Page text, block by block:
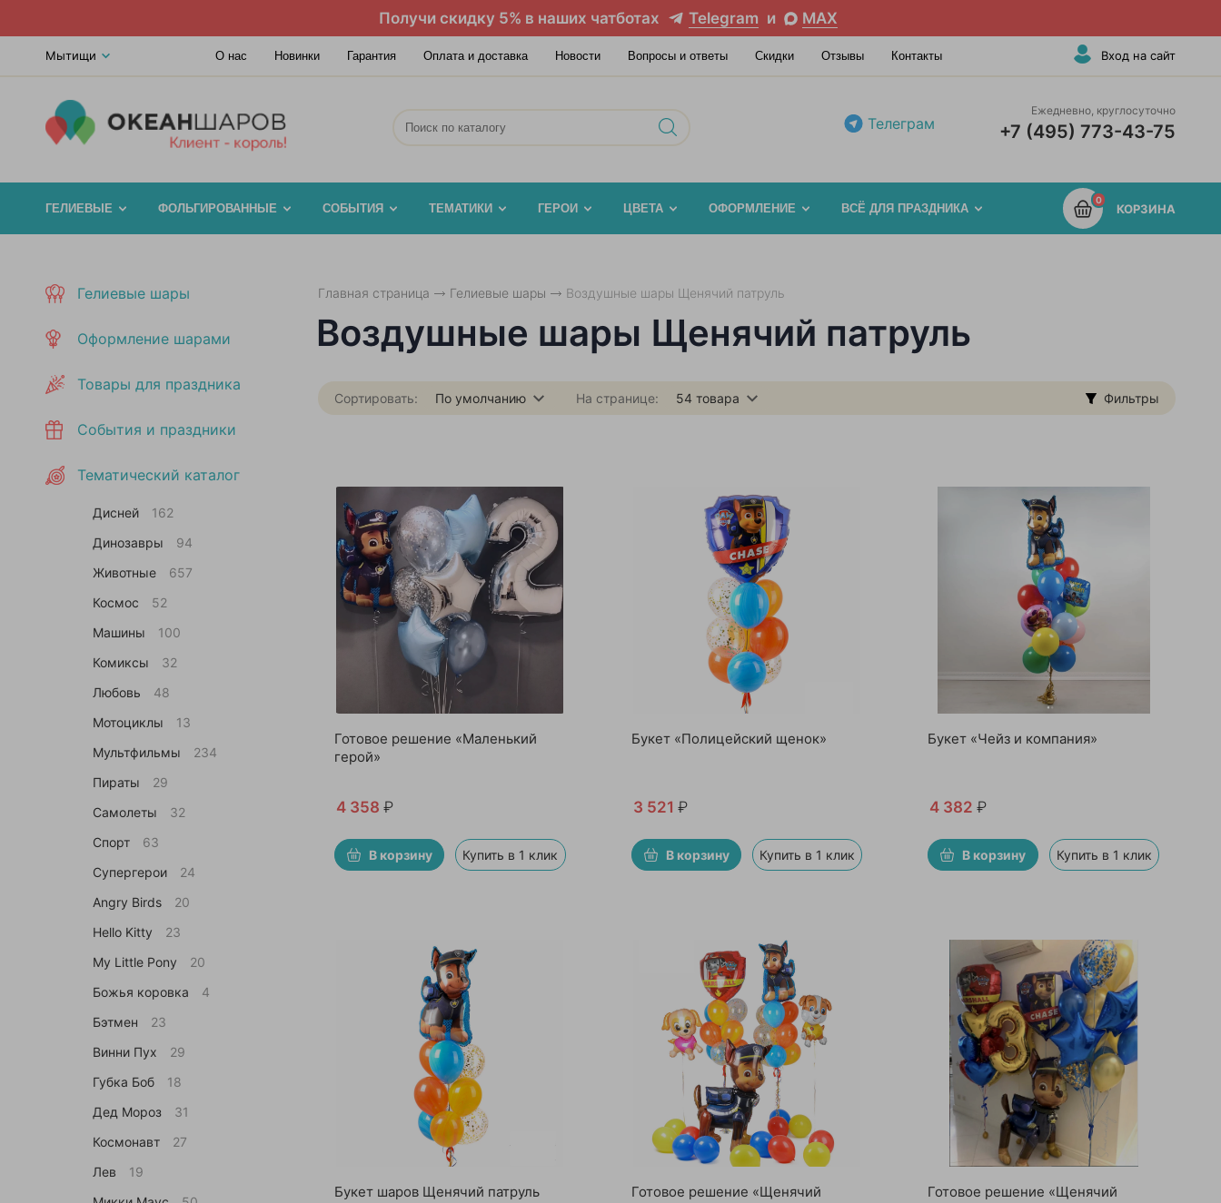
Получи скидку 5% в наших чатботах Telegram и MAX
Мытищи О нас Новинки Гарантия Оплата и доставка Новости Вопросы и ответы Скидки Отзывы Контакты Вход на сайт
Телеграм
Ежедневно, круглосуточно
+7 (495) 773-43-75
0
КОРЗИНА
ГЕЛИЕВЫЕ ФОЛЬГИРОВАННЫЕ СОБЫТИЯ ТЕМАТИКИ ГЕРОИ ЦВЕТА ОФОРМЛЕНИЕ ВСЁ ДЛЯ ПРАЗДНИКА
Главная страница Гелиевые шары Воздушные шары Щенячий патруль
Воздушные шары Щенячий патруль
Фильтры
Сортировать: По умолчанию На странице: 54 товара
Готовое решение «Маленький
герой»
4 358 ₽
В корзину Купить в 1 клик
Букет «Полицейский щенок»
3 521 ₽
В корзину Купить в 1 клик
Букет «Чейз и компания»
4 382₽
В корзину Купить в 1 клик
Букет шаров Щенячий патруль
Готовое решение «Щенячий
Готовое решение «Щенячий
Гелиевые шары
Оформление шарами
Товары для праздника
События и праздники
Тематический каталог
Дисней
162
Динозавры
94
Животные
657
Космос
52
Машины
100
Комиксы
32
Любовь
48
Мотоциклы
13
Мультфильмы
234
Пираты
29
Самолеты
32
Спорт
63
Супергерои
24
Angry Birds
20
Hello Kitty
23
My Little Pony
20
Божья коровка
4
Бэтмен
23
Винни Пух
29
Губка Боб
18
Дед Мороз
31
Космонавт
27
Лев
19